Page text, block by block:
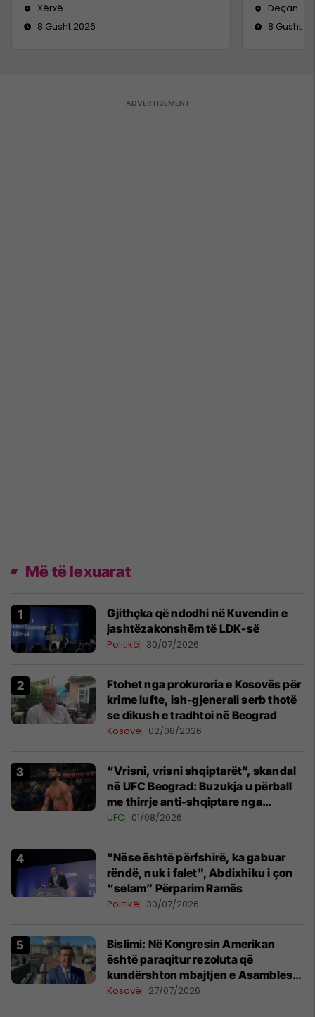
Xërxë
8 Gusht 2026
Deçan
8 Gusht
Më të lexuarat
Gjithçka që ndodhi në Kuvendin e
jashtëzakonshëm të LDK-së
Politikë 30/07/2026
Ftohet nga prokuroria e Kosovës për
krime lufte, ish-gjenerali serb thotë
se dikush e tradhtoi në Beograd
Kosovë 02/08/2026
“Vrisni, vrisni shqiptarët”, skandal
në UFC Beograd: Buzukja u përball
me thirrje anti-shqiptare nga
tribunat
UFC 01/08/2026
"Nëse është përfshirë, ka gabuar
rëndë, nuk i falet", Abdixhiku i çon
“selam” Përparim Ramës
Politikë 30/07/2026
Bislimi: Në Kongresin Amerikan
është paraqitur rezoluta që
kundërshton mbajtjen e Asamblesë
Parlamentare të OSBE-së në
Kosovë 27/07/2026